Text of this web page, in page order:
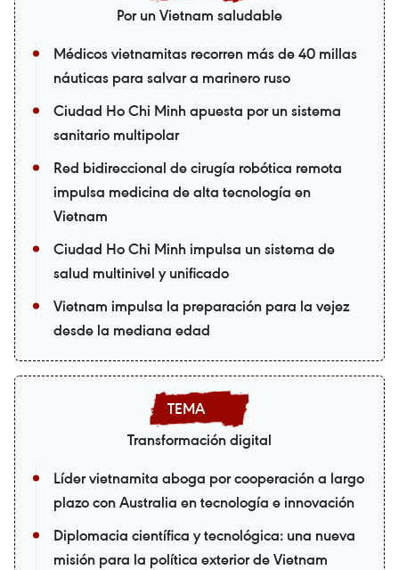
Por un Vietnam saludable
Médicos vietnamitas recorren más de 40 millas
náuticas para salvar a marinero ruso
Ciudad Ho Chi Minh apuesta por un sistema
sanitario multipolar
Red bidireccional de cirugía robótica remota
impulsa medicina de alta tecnología en
Vietnam
Ciudad Ho Chi Minh impulsa un sistema de
salud multinivel y unificado
Vietnam impulsa la preparación para la vejez
desde la mediana edad
Transformación digital
Líder vietnamita aboga por cooperación a largo
plazo con Australia en tecnología e innovación
Diplomacia científica y tecnológica: una nueva
misión para la política exterior de Vietnam